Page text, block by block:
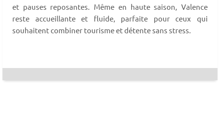
et pauses reposantes. Même en haute saison, Valence
reste accueillante et fluide, parfaite pour ceux qui
souhaitent combiner tourisme et détente sans stress.